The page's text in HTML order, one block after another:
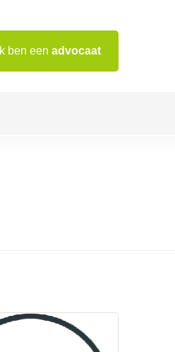
Ik ben een advocaat